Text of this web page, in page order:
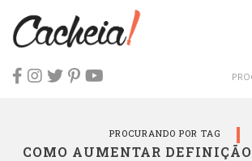
PROCURANDO POR TAG
COMO AUMENTAR DEFINIÇÃO